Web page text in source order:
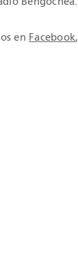
en Facebook,